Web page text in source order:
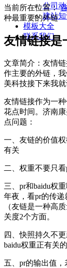
公司
建站
模板大全
联系我们
当前所在位置：
种最重要的外链
友情链接是
文章简介： 友情
作主要的外链，
美科技接下来我
友情链接作为一
花点时间。济南
点问题：
一、友链的价值
有关
二、权重不要只
三、pr和baidu权
年夜，看pr的传
（友链是一种高
关度2个方面。
四、快照持久不
baidu权重正有关
五、pr的输出值